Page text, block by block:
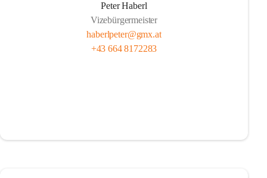
Peter Haberl
Vizebürgermeister
haberlpeter@gmx.at
+43 664 8172283